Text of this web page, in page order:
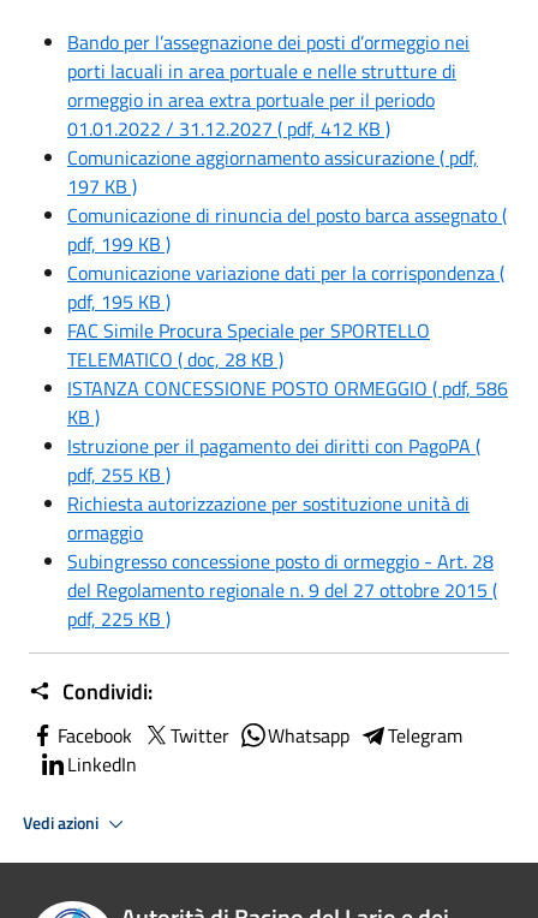
Bando per l’assegnazione dei posti d’ormeggio nei
porti lacuali in area portuale e nelle strutture di
ormeggio in area extra portuale per il periodo
01.01.2022 / 31.12.2027 ( pdf, 412 KB )
Comunicazione aggiornamento assicurazione ( pdf,
197 KB )
Comunicazione di rinuncia del posto barca assegnato (
pdf, 199 KB )
Comunicazione variazione dati per la corrispondenza (
pdf, 195 KB )
FAC Simile Procura Speciale per SPORTELLO
TELEMATICO ( doc, 28 KB )
ISTANZA CONCESSIONE POSTO ORMEGGIO ( pdf, 586
KB )
Istruzione per il pagamento dei diritti con PagoPA (
pdf, 255 KB )
Richiesta autorizzazione per sostituzione unità di
ormaggio
Subingresso concessione posto di ormeggio - Art. 28
del Regolamento regionale n. 9 del 27 ottobre 2015 (
pdf, 225 KB )
Condividi:
Facebook Twitter Whatsapp
Telegram
LinkedIn
Vedi azioni